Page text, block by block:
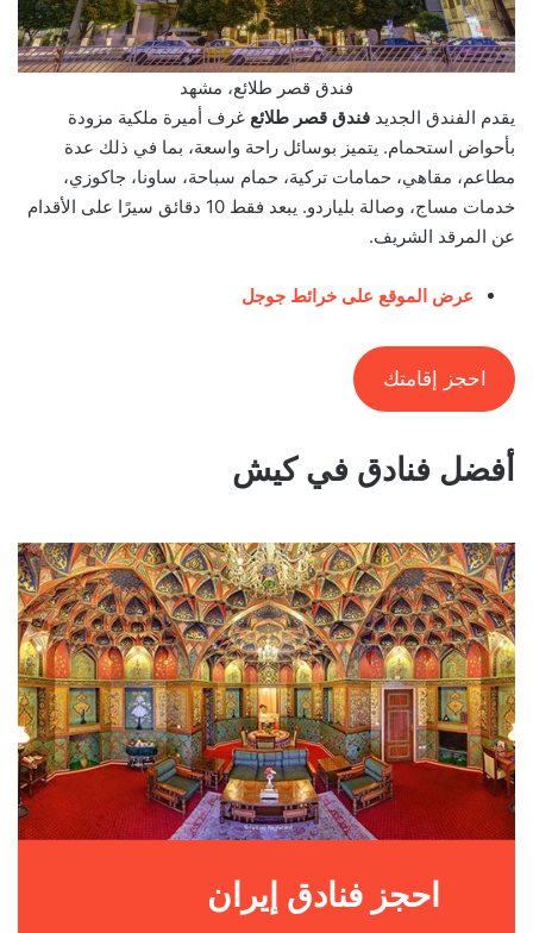
فندق قصر طلائع، مشهد
يقدم الفندق الجديد فندق قصر طلائع غرف أميرة ملكية مزودة
بأحواض استحمام. يتميز بوسائل راحة واسعة، بما في ذلك عدة
مطاعم، مقاهي، حمامات تركية، حمام سباحة، ساونا، جاكوزي،
خدمات مساج، وصالة بلياردو. يبعد فقط 10 دقائق سيرًا على الأقدام
عن المرقد الشريف.
عرض الموقع على خرائط جوجل
احجز إقامتك
أفضل فنادق في كيش
احجز فنادق إيران